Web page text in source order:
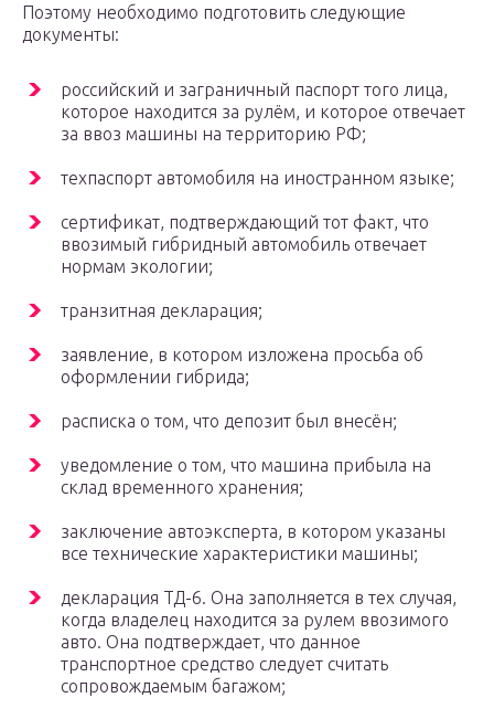
Поэтому необходимо подготовить следующие
документы:
российский и заграничный паспорт того лица,
которое находится за рулём, и которое отвечает
за ввоз машины на территорию РФ;
техпаспорт автомобиля на иностранном языке;
сертификат, подтверждающий тот факт, что
ввозимый гибридный автомобиль отвечает
нормам экологии;
транзитная декларация;
заявление, в котором изложена просьба об
оформлении гибрида;
расписка о том, что депозит был внесён;
уведомление о том, что машина прибыла на
склад временного хранения;
заключение автоэксперта, в котором указаны
все технические характеристики машины;
декларация ТД-6. Она заполняется в тех случая,
когда владелец находится за рулем ввозимого
авто. Она подтверждает, что данное
транспортное средство следует считать
сопровождаемым багажом;